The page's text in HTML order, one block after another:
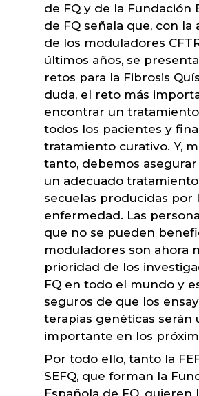
de FQ y de la Fundación
de FQ señala que, con la
de los moduladores
últimos años, se
retos para la Fibrosis
duda, el reto más
encontrar un
todos los pacientes y
tratamiento curativo. Y,
tanto, debemos
un adecuado
secuelas producidas por
enfermedad. Las
que no se pueden
moduladores son ahora
prioridad de los
FQ en todo el mundo y
seguros de que los
terapias genéticas serán
importante en los
Por todo ello, tanto la
SEFQ, que forman la
Española de FQ, quieren